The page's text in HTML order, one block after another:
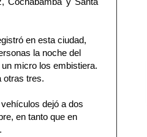
en esta ciudad,
la noche del
micro los embistiera.
otras tres.
dejó a dos
en tanto que en